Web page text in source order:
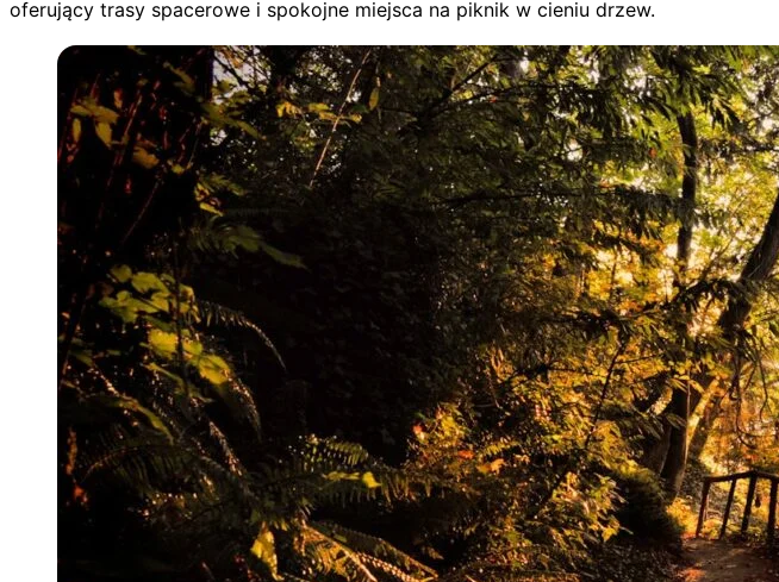
oferujący trasy spacerowe i spokojne miejsca na piknik w cieniu drzew.